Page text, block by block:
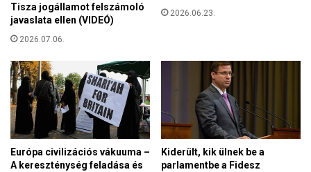
Tisza jogállamot felszámoló
javaslata ellen (VIDEÓ)
2026.07.06.
2026.06.23.
Európa civilizációs vákuuma –
A kereszténység feladása és
Kiderült, kik ülnek be a
parlamentbe a Fidesz